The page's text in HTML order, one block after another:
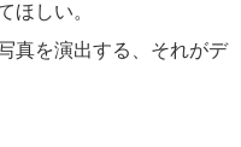
ほしい。
真を演出する、それがデ